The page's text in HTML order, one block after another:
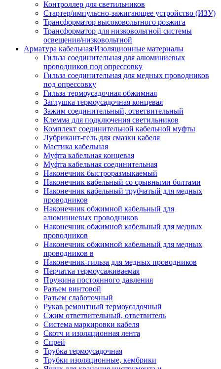
Контроллер для светильников
Стартер/импульсно-зажигающее устройство (ИЗУ)
Трансформатор высоковольтного розжига
Трансформатор для низковольтной системы
освещения/низковольтной
Арматура кабельная/Изоляционные материалы
Гильза соединительная для алюминиевых
проводников под опрессовку
Гильза соединительная для медных проводников
под опрессовку
Гильза термоусадочная обжимная
Заглушка термоусадочная концевая
Зажим соединительный, ответвительный
Клемма для подключения светильников
Комплект соединительной кабельной муфты
Лубрикант-гель для смазки кабеля
Мастика кабельная
Муфта кабельная концевая
Муфта кабельная соединительная
Наконечник быстроразмыкаемый
Наконечник кабельный со срывными болтами
Наконечник кабельный трубчатый для медных
проводников
Наконечник обжимной кабельный для
алюминиевых проводников
Наконечник обжимной кабельный для медных
проводников
Наконечник обжимной кабельный для медных
проводников в
Наконечник-гильза для медных проводников
Перчатка термоусаживаемая
Пружина постоянного давления
Разъем винтовой
Разъем слаботочный
Рукав ремонтный термоусадочный
Сжим ответвительный, ответвитель
Система маркировки кабеля
Скотч и изоляционная лента
Спрей
Трубка термоусадочная
Трубки изоляционные, кембрики